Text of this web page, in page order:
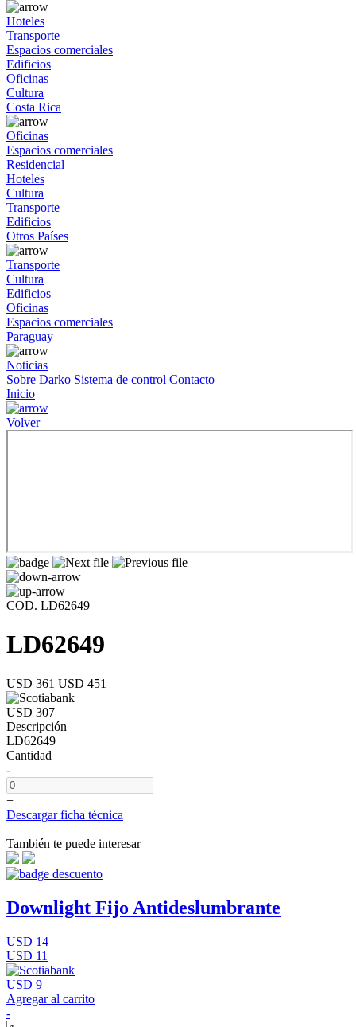
Hoteles
Transporte
Espacios comerciales
Edificios
Oficinas
Cultura
Costa Rica
Oficinas
Espacios comerciales
Residencial
Hoteles
Cultura
Transporte
Edificios
Otros Países
Transporte
Cultura
Edificios
Oficinas
Espacios comerciales
Paraguay
Noticias
Sobre Darko Sistema de control Contacto
Inicio
Volver
COD. LD62649
LD62649
USD 361 USD 451
USD 307
Descripción
LD62649
Cantidad
-
+
Descargar ficha técnica
También te puede interesar
Downlight Fijo Antideslumbrante
USD 14
USD 11
USD 9
Agregar al carrito
-